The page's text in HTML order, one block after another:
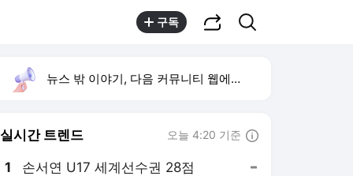
구독
뉴스 밖 이야기, 다음 커뮤니티 웹에서 보기
실시간 트렌드 오늘 4:20 기준
1 손서연 U17 세계선수권 28점